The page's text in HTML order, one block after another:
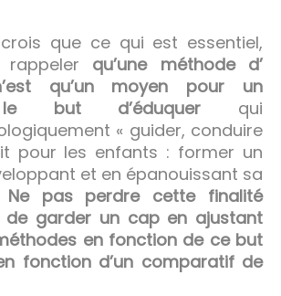
que ce qui est essentiel,
qu’une méthode d’
qu’un moyen pour un
but d’éduquer qui
« guider, conduire
pour les enfants : former un
et en épanouissant sa
Ne pas perdre cette finalité
de garder un cap en ajustant
en fonction de ce but
fonction d’un comparatif de